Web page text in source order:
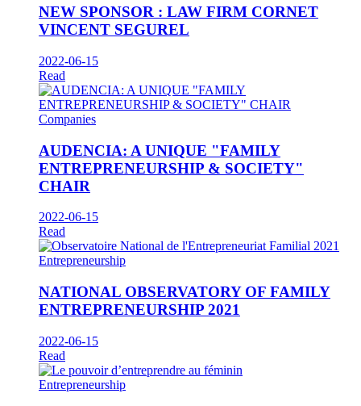
NEW SPONSOR : LAW FIRM CORNET
VINCENT SEGUREL
2022-06-15
Read
Companies
AUDENCIA: A UNIQUE "FAMILY
ENTREPRENEURSHIP & SOCIETY"
CHAIR
2022-06-15
Read
Entrepreneurship
NATIONAL OBSERVATORY OF FAMILY
ENTREPRENEURSHIP 2021
2022-06-15
Read
Entrepreneurship